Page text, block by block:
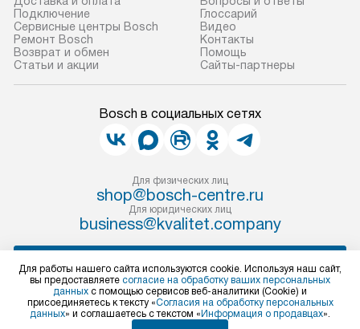
Подключение
Сервисные центры Bosch
Ремонт Bosch
Возврат и обмен
Статьи и акции
Глоссарий
Видео
Контакты
Помощь
Сайты-партнеры
Bosch в социальных сетях
Для физических лиц
shop@bosch-centre.ru
Для юридических лиц
business@kvalitet.company
Политика конфиденциальности
Условия продажи
Для работы нашего сайта используются cookie. Используя наш сайт,
вы предоставляете согласие на обработку ваших персональных
данных с помощью сервисов веб-аналитики (Cookie) и
присоединяетесь к тексту «Согласия на обработку персональных
данных» и соглашаетесь с текстом « Информация о продавцах».